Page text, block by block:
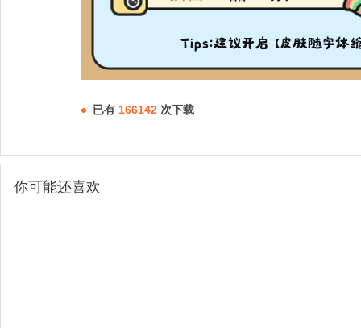
已有 166142 次下载
你可能还喜欢